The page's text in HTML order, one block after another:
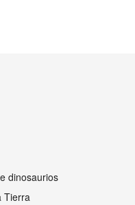
dinosaurios
Tierra